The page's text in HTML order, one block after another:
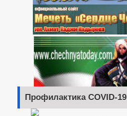
Профилактика COVID-19